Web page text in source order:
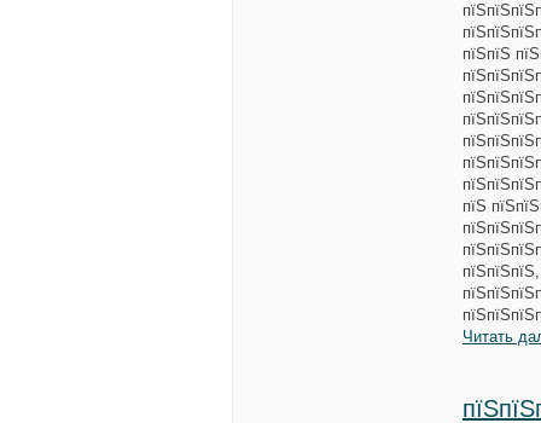
пїЅпїЅ
пїЅ
Читать